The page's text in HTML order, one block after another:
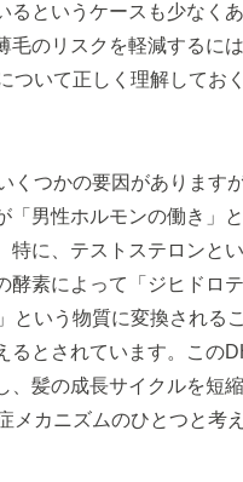
るというケースも少なく
毛のリスクを軽減するに
ついて正しく理解してお
くつかの要因があります
「男性ホルモンの働き」
特に、テストステロンと
酵素によって「ジヒドロ
という物質に変換されるこ
るとされています。この
、髪の成長サイクルを短
メカニズムのひとつと考